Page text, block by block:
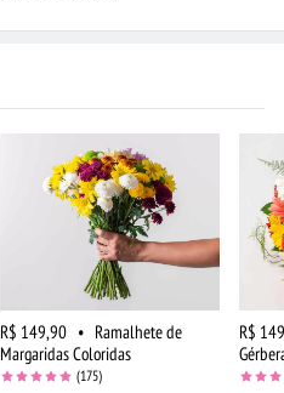
R$ 149,90 • Ramalhete de
Margaridas Coloridas
(175)
R$